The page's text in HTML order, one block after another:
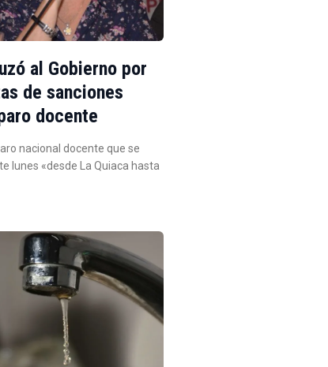
al Gobierno por
de sanciones
docente
nacional docente que se
lunes «desde La Quiaca hasta